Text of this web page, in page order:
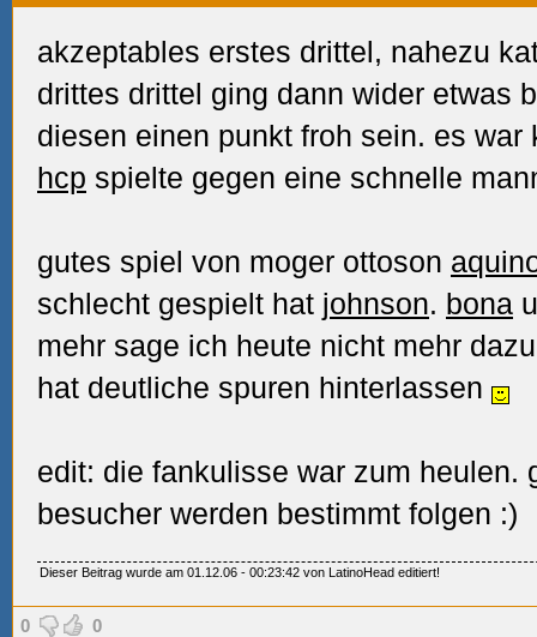
akzeptables erstes drittel, nahezu
drittes drittel ging dann wider etwas
diesen einen punkt froh sein. es
hcp spielte gegen eine schnelle
gutes spiel von moger ottoson
schlecht gespielt hat johnson. bona
mehr sage ich heute nicht mehr
hat deutliche spuren hinterlassen
edit: die fankulisse war zum heulen.
besucher werden bestimmt folgen :)
Dieser Beitrag wurde am 01.12.06 - 00:23:42 von LatinoHead editiert!
0 0